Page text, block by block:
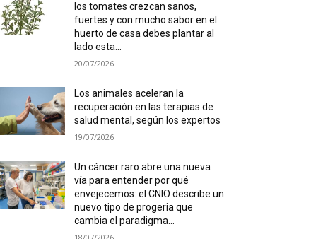
los tomates crezcan sanos,
fuertes y con mucho sabor en el
huerto de casa debes plantar al
lado esta...
20/07/2026
Los animales aceleran la
recuperación en las terapias de
salud mental, según los expertos
19/07/2026
Un cáncer raro abre una nueva
vía para entender por qué
envejecemos: el CNIO describe un
nuevo tipo de progeria que
cambia el paradigma...